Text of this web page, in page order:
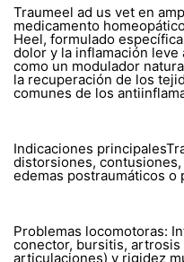
Traumeel ad us vet en
medicamento
Heel, formulado
dolor y la inflamación leve
como un modulador
la recuperación de los
comunes de los
Indicaciones
distorsiones,
edemas postraumáticos o
Problemas locomotoras:
conector, bursitis, artrosis
articulaciones) y rigidez